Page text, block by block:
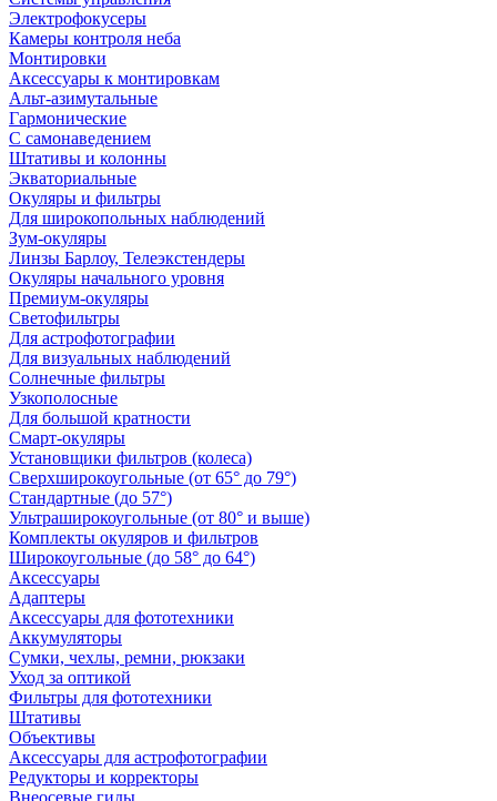
Электрофокусеры
Камеры контроля неба
Монтировки
Аксессуары к монтировкам
Альт-азимутальные
Гармонические
С самонаведением
Штативы и колонны
Экваториальные
Окуляры и фильтры
Для широкопольных наблюдений
Зум-окуляры
Линзы Барлоу, Телеэкстендеры
Окуляры начального уровня
Премиум-окуляры
Светофильтры
Для астрофотографии
Для визуальных наблюдений
Солнечные фильтры
Узкополосные
Для большой кратности
Смарт-окуляры
Установщики фильтров (колеса)
Сверхширокоугольные (от 65° до 79°)
Стандартные (до 57°)
Ультраширокоугольные (от 80° и выше)
Комплекты окуляров и фильтров
Широкоугольные (до 58° до 64°)
Аксессуары
Адаптеры
Аксессуары для фототехники
Аккумуляторы
Сумки, чехлы, ремни, рюкзаки
Уход за оптикой
Фильтры для фототехники
Штативы
Объективы
Аксессуары для астрофотографии
Редукторы и корректоры
Внеосевые гиды